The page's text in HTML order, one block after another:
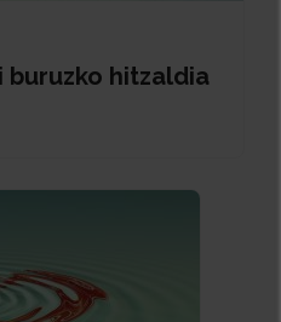
buruzko hitzaldia